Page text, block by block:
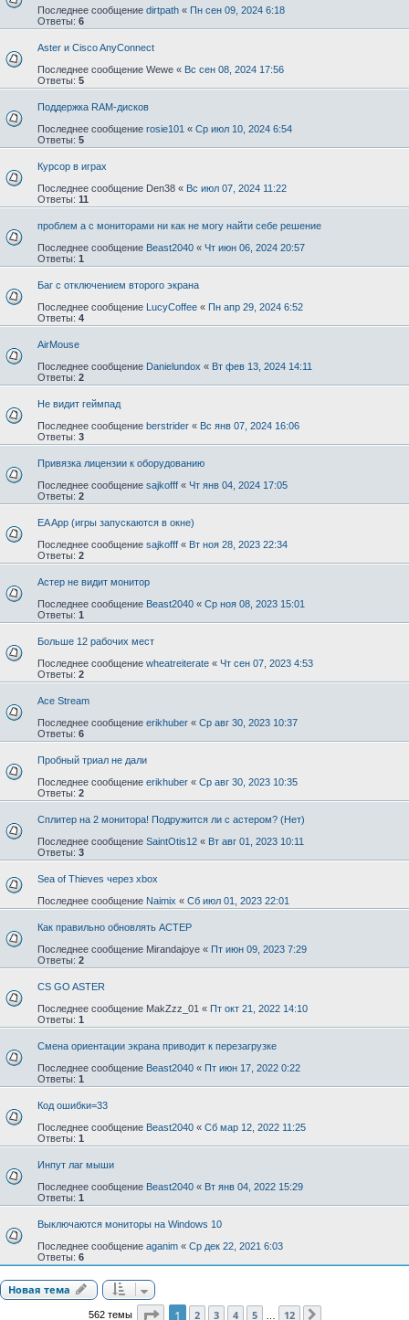
Последнее сообщение dirtpath « Пн сен 09, 2024 6:18
Ответы: 6
Aster и Cisco AnyConnect
Последнее сообщение Wewe « Вс сен 08, 2024 17:56
Ответы: 5
Поддержка RAM-дисков
Последнее сообщение rosie101 « Ср июл 10, 2024 6:54
Ответы: 5
Курсор в играх
Последнее сообщение Den38 « Вс июл 07, 2024 11:22
Ответы: 11
проблем а с мониторами ни как не могу найти себе решение
Последнее сообщение Beast2040 « Чт июн 06, 2024 20:57
Ответы: 1
Баг с отключением второго экрана
Последнее сообщение LucyCoffee « Пн апр 29, 2024 6:52
Ответы: 4
AirMouse
Последнее сообщение Danielundox « Вт фев 13, 2024 14:11
Ответы: 2
Не видит геймпад
Последнее сообщение berstrider « Вс янв 07, 2024 16:06
Ответы: 3
Привязка лицензии к оборудованию
Последнее сообщение sajkofff « Чт янв 04, 2024 17:05
Ответы: 2
EA App (игры запускаются в окне)
Последнее сообщение sajkofff « Вт ноя 28, 2023 22:34
Ответы: 2
Астер не видит монитор
Последнее сообщение Beast2040 « Ср ноя 08, 2023 15:01
Ответы: 1
Больше 12 рабочих мест
Последнее сообщение wheatreiterate « Чт сен 07, 2023 4:53
Ответы: 2
Ace Stream
Последнее сообщение erikhuber « Ср авг 30, 2023 10:37
Ответы: 6
Пробный триал не дали
Последнее сообщение erikhuber « Ср авг 30, 2023 10:35
Ответы: 2
Сплитер на 2 монитора! Подружится ли с астером? (Нет)
Последнее сообщение SaintOtis12 « Вт авг 01, 2023 10:11
Ответы: 3
Sea of Thieves через xbox
Последнее сообщение Naimix « Сб июл 01, 2023 22:01
Как правильно обновлять АСТЕР
Последнее сообщение Mirandajoye « Пт июн 09, 2023 7:29
Ответы: 2
CS GO ASTER
Последнее сообщение MakZzz_01 « Пт окт 21, 2022 14:10
Ответы: 1
Смена ориентации экрана приводит к перезагрузке
Последнее сообщение Beast2040 « Пт июн 17, 2022 0:22
Ответы: 1
Код ошибки=33
Последнее сообщение Beast2040 « Сб мар 12, 2022 11:25
Ответы: 1
Инпут лаг мыши
Последнее сообщение Beast2040 « Вт янв 04, 2022 15:29
Ответы: 1
Выключаются мониторы на Windows 10
Последнее сообщение aganim « Ср дек 22, 2021 6:03
Ответы: 6
Новая тема
562 темы Страница1 из
1 2 3 4 5 12